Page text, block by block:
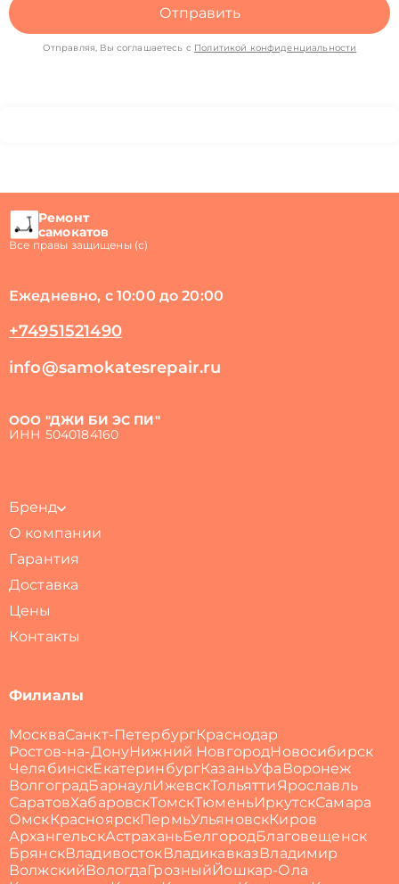
Отправить
Отправляя, Вы соглашаетесь с Политикой конфиденциальности
Ремонт
самокатов
Все правы защищены (с)
Ежедневно, с 10:00 до 20:00
+74951521490
info@samokatesrepair.ru
ООО "ДЖИ БИ ЭС ПИ"
ИНН 5040184160
Бренд
О компании
Гарантия
Доставка
Цены
Контакты
Филиалы
МоскваСанкт-ПетербургКраснодар
Ростов-на-ДонуНижний НовгородНовосибирск
ЧелябинскЕкатеринбургКазаньУфа Воронеж
ВолгоградБарнаулИжевскТольяттиЯрославль
СаратовХабаровскТомскТюменьИркутскСамара
ОмскКрасноярскПермьУльяновскКиров
АрхангельскАстраханьБелгородБлаговещенск
БрянскВладивостокВладикавказВладимир
ВолжскийВологдаГрозныйЙошкар-Ола